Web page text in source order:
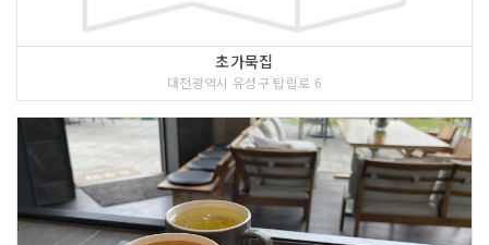
초가묵집
대전광역시 유성구 탑립로 6